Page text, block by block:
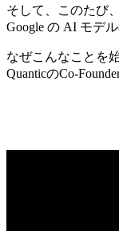
そして、このたび
Google の AI モデ
なぜこんなことを
QuanticのCo-